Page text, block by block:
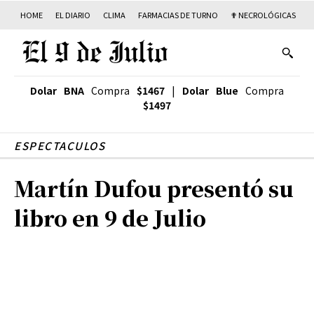
HOME EL DIARIO CLIMA FARMACIAS DE TURNO ✟ NECROLÓGICAS
Dolar BNA Compra $1467 | Dolar Blue Compra
$1497
ESPECTACULOS
Martín Dufou presentó su
libro en 9 de Julio